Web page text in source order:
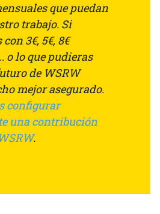
que puedan
trabajo. Si
3€, 5€, 8€
o lo que pudieras
de WSRW
mejor asegurado.
configurar
una contribución
.